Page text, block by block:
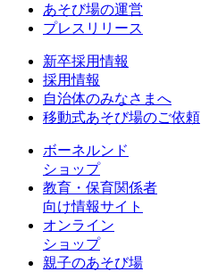
あそび場の運営
プレスリリース
新卒採用情報
採用情報
自治体のみなさまへ
移動式あそび場のご依頼
ボーネルンド
ショップ
教育・保育関係者
向け情報サイト
オンライン
ショップ
親子のあそび場